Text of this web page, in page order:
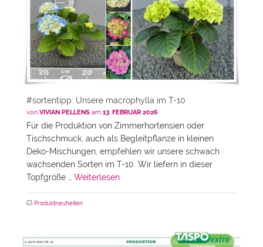
#sortentipp: Unsere macrophylla im T-10
von VIVIAN PELLENS am 13. FEBRUAR 2026
Für die Produktion von Zimmerhortensien oder
Tischschmuck, auch als Begleitpflanze in kleinen
Deko-Mischungen, empfehlen wir unsere schwach
wachsenden Sorten im T-10. Wir liefern in dieser
Topfgröße … Weiterlesen
Produktneuheiten